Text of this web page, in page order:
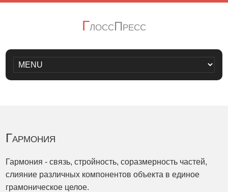
ГлоссПресс
Гармония
Гармония - связь, стройность, соразмерность частей,
слияние различных компонентов объекта в единое
грамоническое целое.